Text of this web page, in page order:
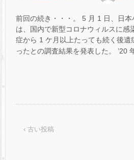
前回の続き・・・。 5 月 1 日、日
は、国内で新型コロナウィルスに感
症から 1 ケ月以上たっても続く後
ったとの調査結果を発表した。 ’20
‹ 古い投稿